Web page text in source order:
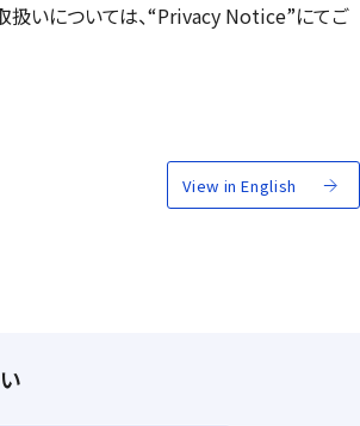
いについては、“Privacy Notice”にてご
View in English